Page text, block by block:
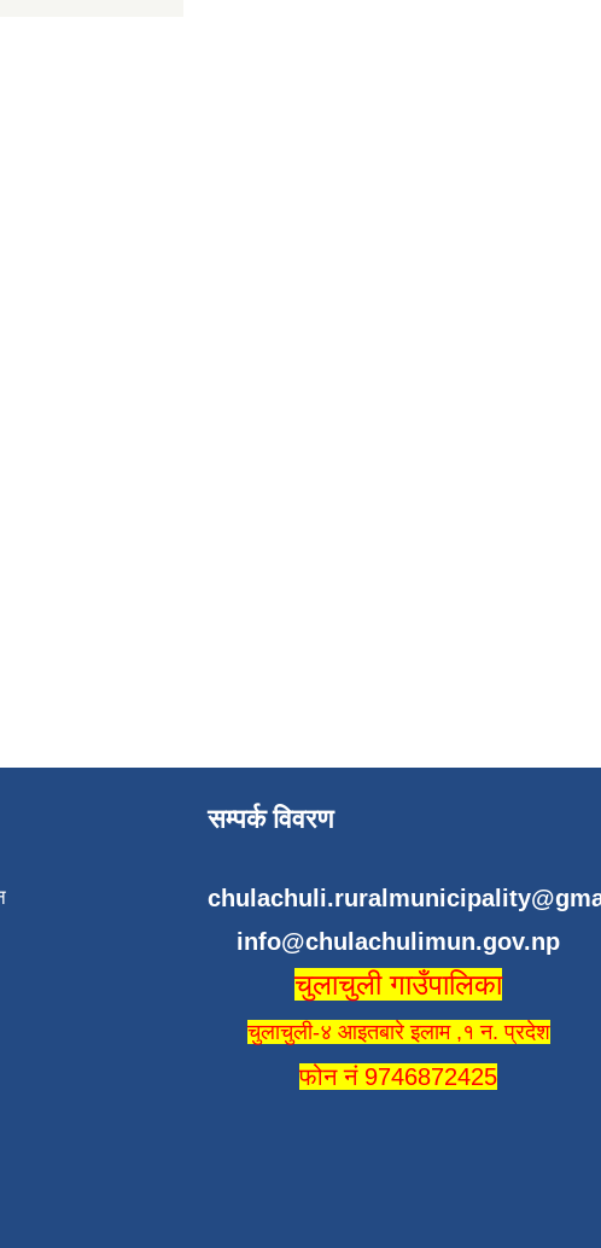
सम्पर्क विवरण
info@chulachulimun.gov.np
चुलाचुली गाउँपालिका
चुलाचुली-४ आइतबारे इलाम ,१ न. प्रदेश
फोन नं 9746872425